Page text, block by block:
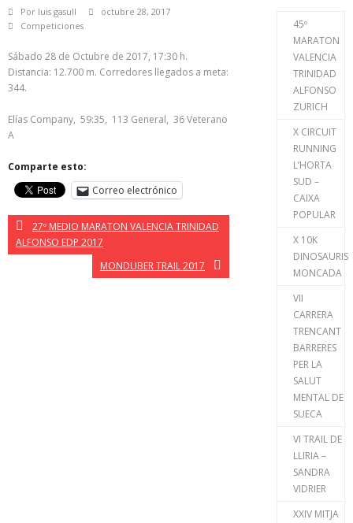
Por luis gasull
octubre 28, 2017
Competiciones
Sábado 28 de Octubre de 2017, 17:30 h.
Distancia: 12.700 m. Corredores llegados a meta:
344.
Elías Company, 59:35, 113 General, 36 Veterano
A
Comparte esto:
Correo electrónico
27º MEDIO MARATON VALENCIA TRINIDAD
ALFONSO EDP 2017
MONDUBER TRAIL 2017
45º
MARATON
VALENCIA
TRINIDAD
ALFONSO
ZURICH
X CIRCUIT
RUNNING
L’HORTA
SUD –
CAIXA
POPULAR
X 10K
DINOSAURIS
MONCADA
VII
CARRERA
TRENCANT
BARRERES
PER LA
SALUT
MENTAL DE
SUECA
VI TRAIL DE
LLIRIA –
SANDRA
VIDRIER
XXIV MITJA